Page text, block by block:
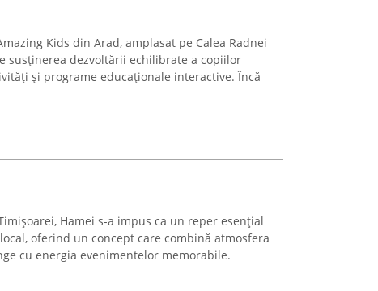
Kids din Arad, amplasat pe Calea Radnei
susținerea dezvoltării echilibrate a copiilor
și programe educaționale interactive. Încă
Hamei s-a impus ca un reper esențial
oferind un concept care combină atmosfera
cu energia evenimentelor memorabile.